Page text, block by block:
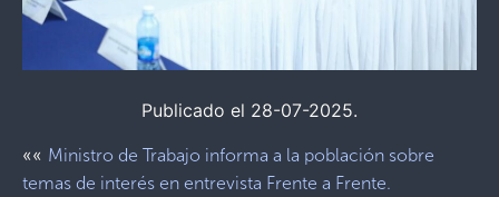
Publicado el 28-07-2025.
«« Ministro de Trabajo informa a la población sobre
temas de interés en entrevista Frente a Frente.